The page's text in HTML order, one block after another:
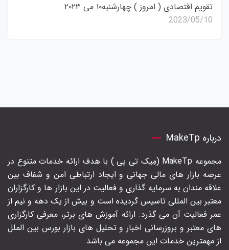
تقویم اقتصادی ( امروز ) چهارشنبه۱۰ می ۲۰۲۳
2023/05/10
درباره MakeTp
مجموعه MakeTp (مِیک تی پی ) با هدف ارائه خدمات متنوع در
عرصه بازار های مالی جهانی و ایجاد ارتباطی امن و شفاف بین
علاقه مندان به سرمایه گذاری و فعالیت در این بازار ها و کارگزاران
معتبر بین المللی تاسیس گردیده است و بیش از یک دهه و نیم از
عمر فعالیت آن می گذرد. ارائه آموزش های برتر‍، معرفی کارگزاری
های معتبر و بروزرسانی اخبار و تحلیل های بازار بورس بین الملل
از مهمترین خدمات این مجموعه می باشد